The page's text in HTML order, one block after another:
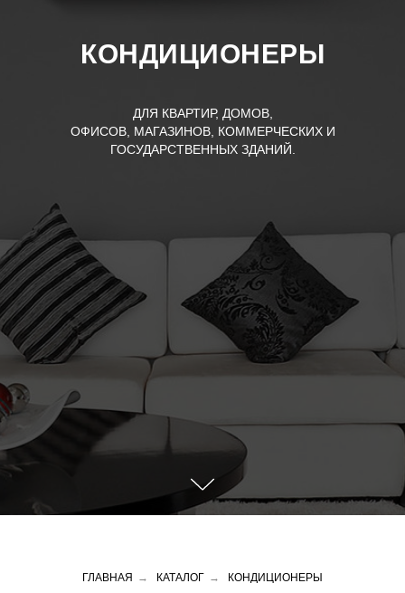
КОНДИЦИОНЕРЫ
ДЛЯ КВАРТИР, ДОМОВ,
ОФИСОВ, МАГАЗИНОВ, КОММЕРЧЕСКИХ И
ГОСУДАРСТВЕННЫХ ЗДАНИЙ.
ГЛАВНАЯ → КАТАЛОГ → КОНДИЦИОНЕРЫ